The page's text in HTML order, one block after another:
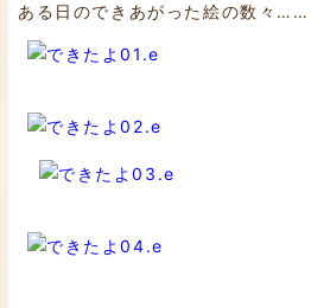
ある日のできあがった絵の数々……